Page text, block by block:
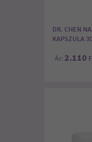
DR. CHEN
KAPSZULA
Ár: 2.110